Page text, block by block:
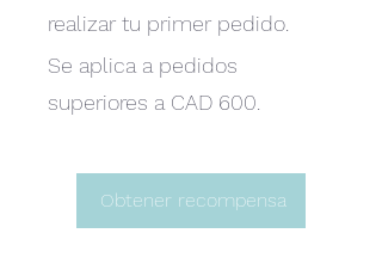
realizar tu primer pedido.
Obtener recompensa
Se aplica a pedidos
superiores a CAD 600.